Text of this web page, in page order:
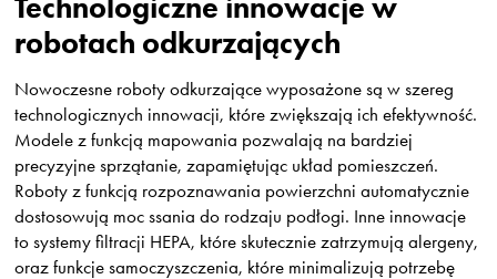
Technologiczne innowacje w
robotach odkurzających
Nowoczesne roboty odkurzające wyposażone są w szereg
technologicznych innowacji, które zwiększają ich efektywność.
Modele z funkcją mapowania pozwalają na bardziej
precyzyjne sprzątanie, zapamiętując układ pomieszczeń.
Roboty z funkcją rozpoznawania powierzchni automatycznie
dostosowują moc ssania do rodzaju podłogi. Inne innowacje
to systemy filtracji HEPA, które skutecznie zatrzymują alergeny,
oraz funkcje samoczyszczenia, które minimalizują potrzebę